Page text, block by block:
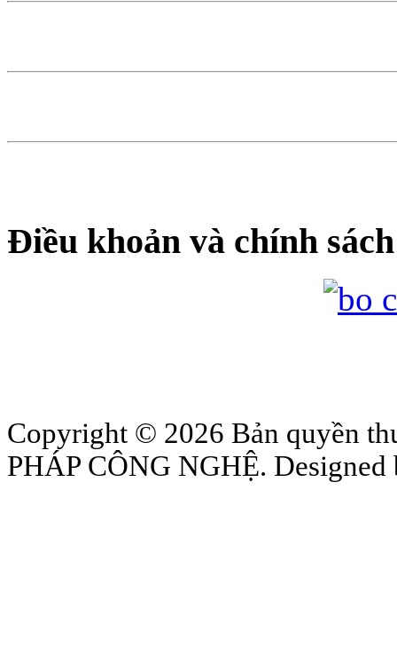
Điều khoản và chính sách
Copyright © 2026 Bản quyền
PHÁP CÔNG NGHỆ.